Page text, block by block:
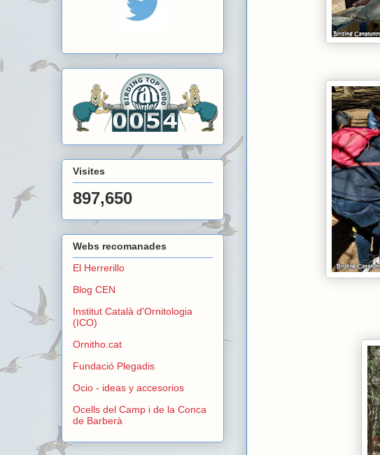
Visites
897,650
Webs recomanades
El Herrerillo
Blog CEN
Institut Català d'Ornitologia
(ICO)
Ornitho.cat
Fundació Plegadis
Ocio - ideas y accesorios
Ocells del Camp i de la Conca
de Barberà